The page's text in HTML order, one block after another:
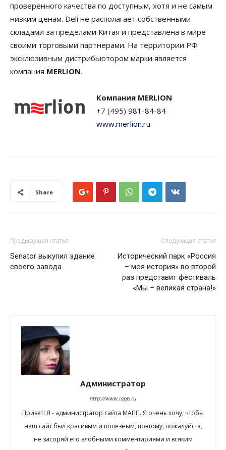
проверенного качества по доступным, хотя и не самым
низким ценам. Deli не располагает собственными
складами за пределами Китая и представлена в мире
своими торговыми партнерами. На территории РФ
эксклюзивным дистрибьютором марки является
компания MERLION.
Компания MERLION
+7 (495) 981-84-84
www.merlion.ru
Share
Предыдущая статья
Senator выкупил здание
своего завода
Следующая статья
Исторический парк «Россия
– моя история» во второй
раз представит фестиваль
«Мы – великая страна!»
Администратор
http://www.iapp.ru
Привет! Я - администратор сайта МАПП. Я очень хочу, чтобы
наш сайт был красивым и полезным, поэтому, пожалуйста,
не засоряй его злобными комментариями и всяким